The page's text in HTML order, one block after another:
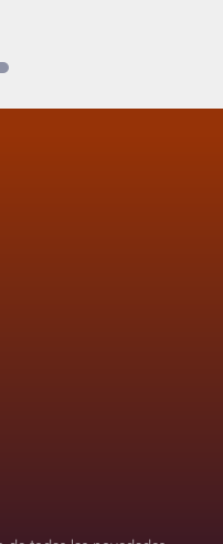
1 2
artículo 3